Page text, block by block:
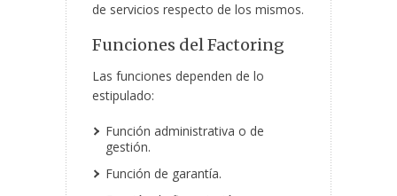
de servicios respecto de los mismos.
Funciones del Factoring
Las funciones dependen de lo
estipulado:
Función administrativa o de
gestión.
Función de garantía.